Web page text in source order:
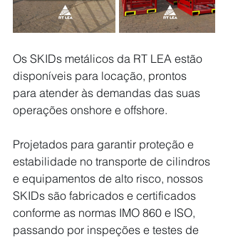
Os SKIDs metálicos da RT LEA estão
disponíveis para locação, prontos
para atender às demandas das suas
operações onshore e offshore.
Projetados para garantir proteção e
estabilidade no transporte de cilindros
e equipamentos de alto risco, nossos
SKIDs são fabricados e certificados
conforme as normas IMO 860 e ISO,
passando por inspeções e testes de